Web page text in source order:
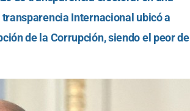
Internacional ubicó a
de la Corrupción, siendo el peor de